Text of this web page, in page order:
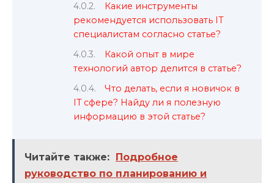
Какие инструменты
рекомендуется использовать IT
специалистам согласно статье?
Какой опыт в мире
технологий автор делится в статье?
Что делать, если я новичок в
IT сфере? Найду ли я полезную
информацию в этой статье?
Читайте также: Подробное
руководство по планированию и